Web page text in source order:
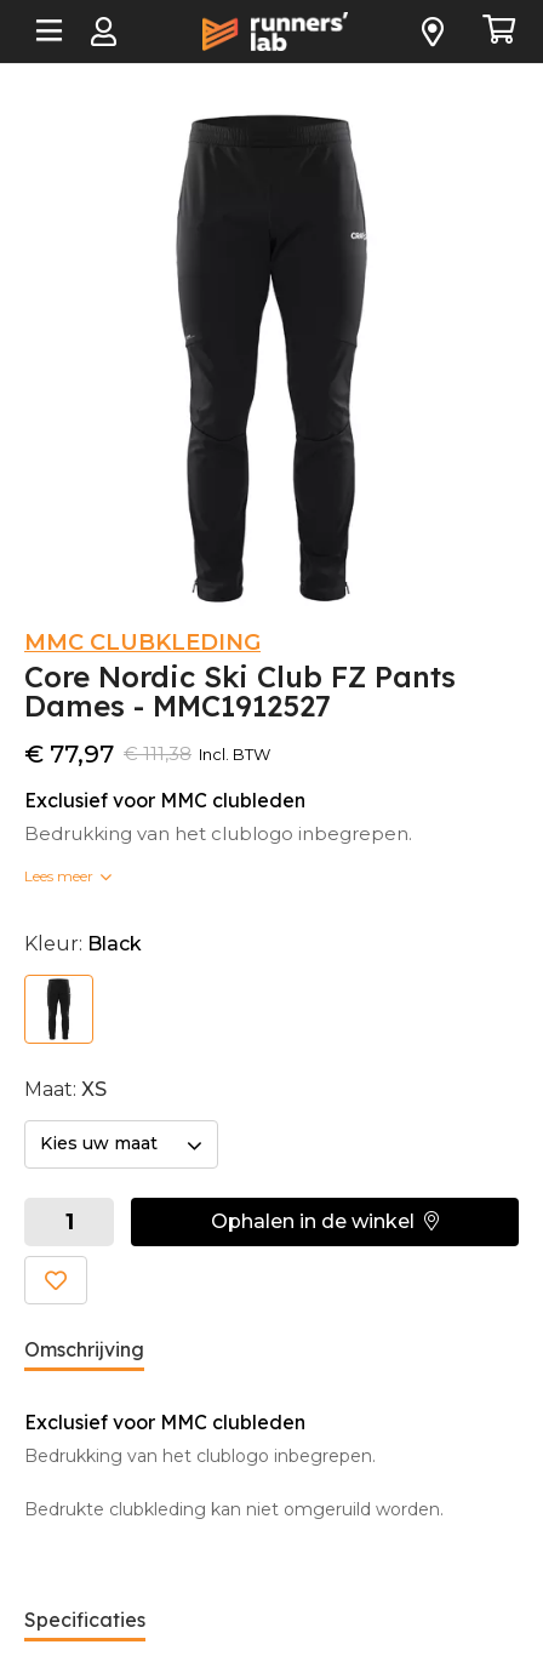
MMC CLUBKLEDING
Core Nordic Ski Club FZ Pants
Dames - MMC1912527
€ 111,38
€ 77,97 Incl. BTW
Exclusief voor MMC clubleden
Bedrukking van het clublogo inbegrepen.
Bedrukte clubkleding kan niet omgeruild worden.
Lees meer
Kleur: Black
Maat: XS
Kies uw maat
Ophalen in de winkel
Omschrijving
Exclusief voor MMC clubleden
Bedrukking van het clublogo inbegrepen.
Bedrukte clubkleding kan niet omgeruild worden.
Specificaties